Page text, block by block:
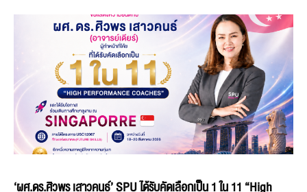
‘ผศ.ดร.ศิวพร เสาวคนธ์’ SPU ได้รับคัดเลือกเป็น 1 ใน 11 “High